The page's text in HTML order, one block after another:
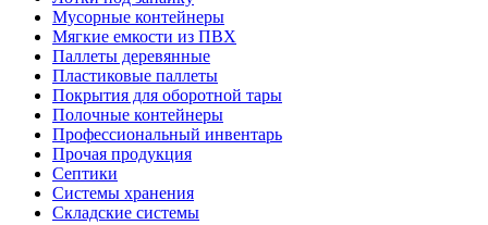
Мусорные контейнеры
Мягкие емкости из ПВХ
Паллеты деревянные
Пластиковые паллеты
Покрытия для оборотной тары
Полочные контейнеры
Профессиональный инвентарь
Прочая продукция
Септики
Системы хранения
Складские системы